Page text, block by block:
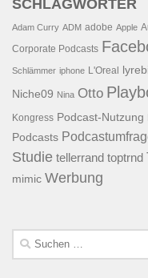
SCHLAGWÖRTER
Adam Curry ADM adobe Apple
Corporate Podcasts
Schlämmer iphone L'Oreal
Niche09 Nina Otto
Kongress Podcast-Nutzung
Podcasts
Studie tellerrand toptrnd
mimic Werbung
Suchen
nach: